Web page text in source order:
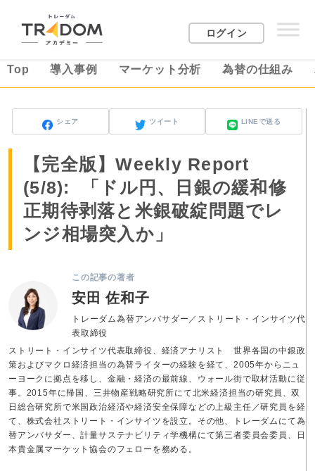
ログイン
Top 導入事例 マーケット分析 為替の仕組み
シェア ツイート LINEで送る
【完全版】Weekly Report
(5/8): 「ドル円、日銀の緩和修
正期待剥落と米銀破綻問題でレ
ンジ相場突入か」
この記事の著者
安田 佐和子
トレーダム為替アンバサダー／ストリート・インサイツ代
表取締役
ストリート・インサイツ代表取締役、経済アナリスト 世界各国の中銀政
策およびマクロ経済担当の為替ライターの経験を経て、2005年からニュ
ーヨークに拠点を移し、金融・経済の最前線、ウォール街で取材活動に従
事。2015年に帰国、三井物産戦略研究所にて北米経済担当の研究員、双
日総合研究所で米国政治経済や経済安全保障などの上級主任／研究員を経
て、株式会社ストリート・インサイツを設立。その他、トレーダムにて為
替アンバサダー、計量サステナビリティ学機構にて第三者委員会委員、日
本貴金属マーケット協会のフェローを務める。